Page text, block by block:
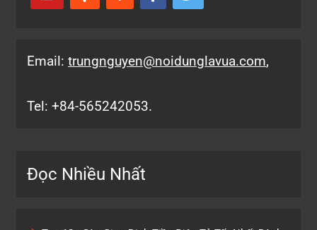
Email: trungnguyen@noidunglavua.com,
Tel: +84-565242053.
Đọc Nhiều Nhất